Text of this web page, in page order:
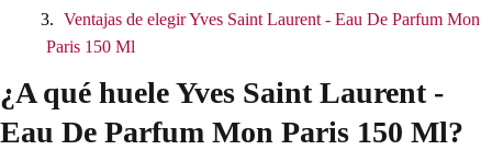
Ventajas de elegir Yves Saint Laurent - Eau De Parfum Mon
Paris 150 Ml
¿A qué huele Yves Saint Laurent -
Eau De Parfum Mon Paris 150 Ml?